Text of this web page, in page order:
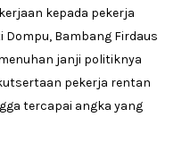
kepada pekerja
Bambang Firdaus
janji politiknya
pekerja rentan
tercapai angka yang